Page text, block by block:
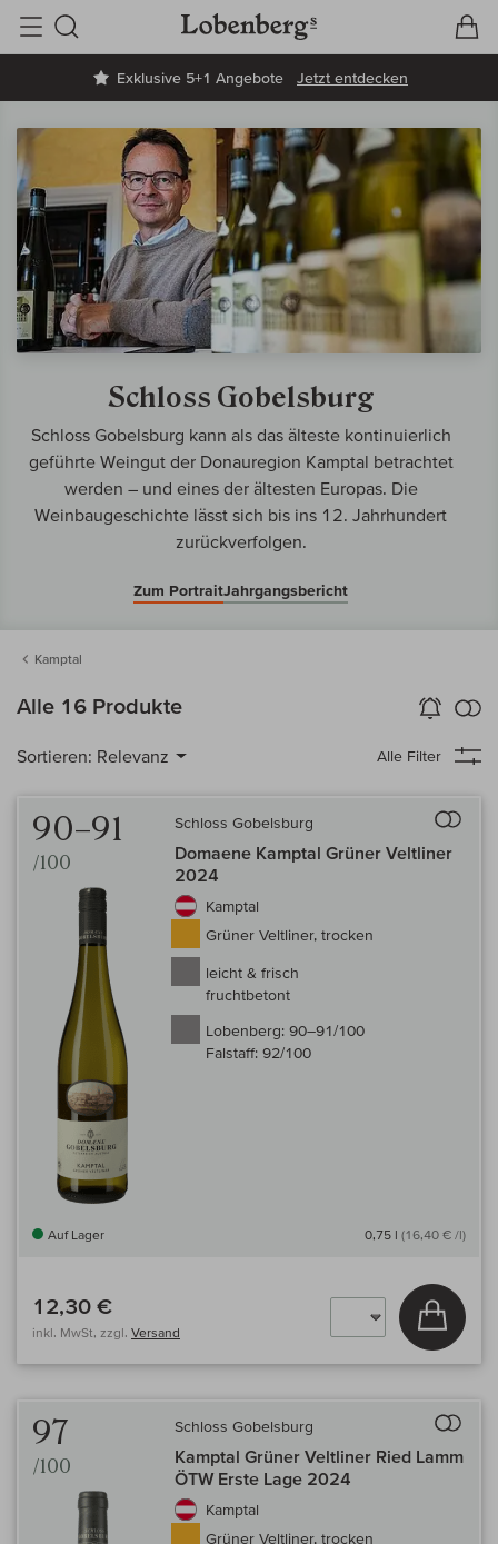
Exklusive 5+1 Angebote Jetzt entdecken
Suche
Schloss Gobelsburg
Schloss Gobelsburg kann als das älteste kontinuierlich
geführte Weingut der Donauregion Kamptal betrachtet
werden – und eines der ältesten Europas. Die
Weinbaugeschichte lässt sich bis ins 12. Jahrhundert
zurückverfolgen.
Zum PortraitJahrgangsbericht
Kamptal
Alle 16 Produkte Wein-Alarm
aktivieren
Sortieren: Relevanz Alle Filter
90–91
/100
Schloss Gobelsburg
Domaene Kamptal Grüner Veltliner
2024
Kamptal
Grüner Veltliner, trocken
leicht & frisch
fruchtbetont
Lobenberg: 90–91/100
Falstaff: 92/100
Auf Lager 0,75 l (16,40 € /l)
12,30 €
inkl. MwSt, zzgl. Versand
In
97
/100
Schloss Gobelsburg
Kamptal Grüner Veltliner Ried Lamm
ÖTW Erste Lage 2024
Kamptal
Grüner Veltliner, trocken